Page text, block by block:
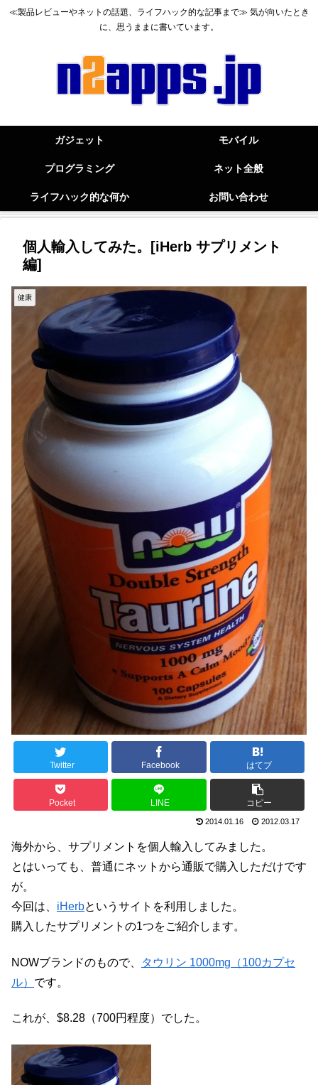
≪製品レビューやネットの話題、ライフハック的な記事まで≫ 気が向いたとき
に、思うままに書いています。
ガジェット モバイル
プログラミング ネット全般
ライフハック的な何か お問い合わせ
個人輸入してみた。[iHerb サプリメント
編]
健康
Twitter Facebook はてブ
Pocket LINE コピー
2014.01.16 2012.03.17
海外から、サプリメントを個人輸入してみました。
とはいっても、普通にネットから通販で購入しただけです
が。
今回は、 iHerbというサイトを利用しました。
購入したサプリメントの1つをご紹介します。
NOWブランドのもので、
タウリン 1000mg（100カプセ
ル） です。
これが、$8.28（700円程度）でした。